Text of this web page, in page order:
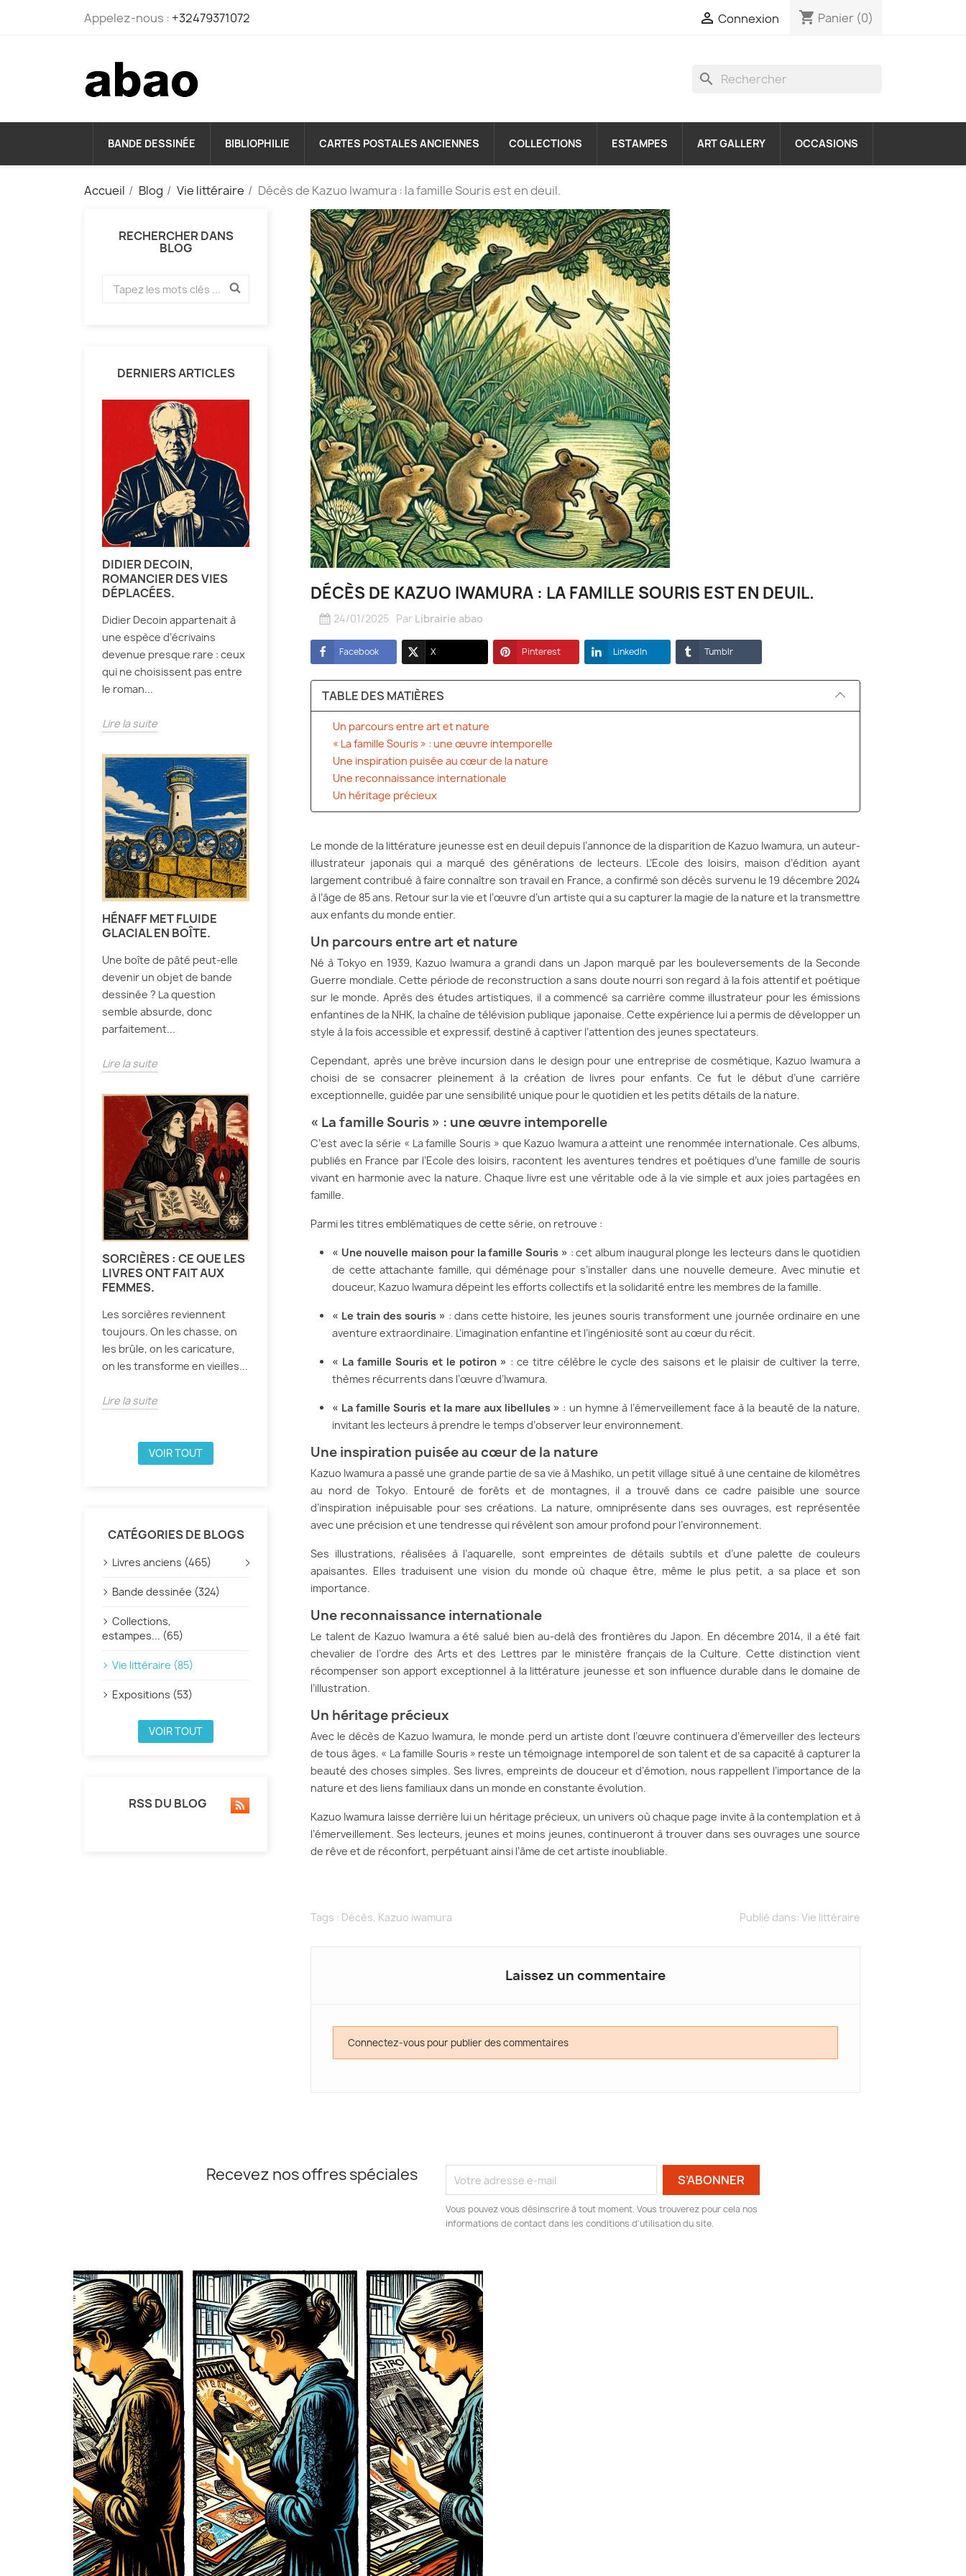
Appelez-nous : +32479371072  Connexion shopping_cart Panier (0)
search
BANDE DESSINÉE BIBLIOPHILIE CARTES POSTALES ANCIENNES COLLECTIONS ESTAMPES ART GALLERY OCCASIONS
Accueil Blog Vie littéraire Décès de Kazuo Iwamura : la famille Souris est en deuil.
RECHERCHER DANS
BLOG
DERNIERS ARTICLES
DIDIER DECOIN,
ROMANCIER DES VIES
DÉPLACÉES.
Didier Decoin appartenait à
une espèce d’écrivains
devenue presque rare : ceux
qui ne choisissent pas entre
le roman...
Lire la suite
HÉNAFF MET FLUIDE
GLACIAL EN BOÎTE.
Une boîte de pâté peut-elle
devenir un objet de bande
dessinée ? La question
semble absurde, donc
parfaitement...
Lire la suite
SORCIÈRES : CE QUE LES
LIVRES ONT FAIT AUX
FEMMES.
Les sorcières reviennent
toujours. On les chasse, on
les brûle, on les caricature,
on les transforme en vieilles...
Lire la suite
VOIR TOUT
CATÉGORIES DE BLOGS
Livres anciens (465)
Bande dessinée (324)
Collections,
estampes... (65)
Vie littéraire (85)
Expositions (53)
VOIR TOUT
RSS DU BLOG
DÉCÈS DE KAZUO IWAMURA : LA FAMILLE SOURIS EST EN DEUIL.
24/01/2025 Par Librairie abao
Facebook X Pinterest LinkedIn Tumblr
TABLE DES MATIÈRES
Un parcours entre art et nature
« La famille Souris » : une œuvre intemporelle
Une inspiration puisée au cœur de la nature
Une reconnaissance internationale
Un héritage précieux
Le monde de la littérature jeunesse est en deuil depuis l’annonce de la disparition de Kazuo Iwamura, un auteur-
illustrateur japonais qui a marqué des générations de lecteurs. L’Ecole des loisirs, maison d’édition ayant
largement contribué à faire connaître son travail en France, a confirmé son décès survenu le 19 décembre 2024
à l’âge de 85 ans. Retour sur la vie et l’œuvre d’un artiste qui a su capturer la magie de la nature et la transmettre
aux enfants du monde entier.
Un parcours entre art et nature
Né à Tokyo en 1939, Kazuo Iwamura a grandi dans un Japon marqué par les bouleversements de la Seconde
Guerre mondiale. Cette période de reconstruction a sans doute nourri son regard à la fois attentif et poétique
sur le monde. Après des études artistiques, il a commencé sa carrière comme illustrateur pour les émissions
enfantines de la NHK, la chaîne de télévision publique japonaise. Cette expérience lui a permis de développer un
style à la fois accessible et expressif, destiné à captiver l’attention des jeunes spectateurs.
Cependant, après une brève incursion dans le design pour une entreprise de cosmétique, Kazuo Iwamura a
choisi de se consacrer pleinement à la création de livres pour enfants. Ce fut le début d’une carrière
exceptionnelle, guidée par une sensibilité unique pour le quotidien et les petits détails de la nature.
« La famille Souris » : une œuvre intemporelle
C’est avec la série « La famille Souris » que Kazuo Iwamura a atteint une renommée internationale. Ces albums,
publiés en France par l’Ecole des loisirs, racontent les aventures tendres et poétiques d’une famille de souris
vivant en harmonie avec la nature. Chaque livre est une véritable ode à la vie simple et aux joies partagées en
famille.
Parmi les titres emblématiques de cette série, on retrouve :
« Une nouvelle maison pour la famille Souris » : cet album inaugural plonge les lecteurs dans le quotidien
de cette attachante famille, qui déménage pour s’installer dans une nouvelle demeure. Avec minutie et
douceur, Kazuo Iwamura dépeint les efforts collectifs et la solidarité entre les membres de la famille.
« Le train des souris » : dans cette histoire, les jeunes souris transforment une journée ordinaire en une
aventure extraordinaire. L’imagination enfantine et l’ingéniosité sont au cœur du récit.
« La famille Souris et le potiron » : ce titre célèbre le cycle des saisons et le plaisir de cultiver la terre,
thèmes récurrents dans l’œuvre d’Iwamura.
« La famille Souris et la mare aux libellules » : un hymne à l’émerveillement face à la beauté de la nature,
invitant les lecteurs à prendre le temps d’observer leur environnement.
Une inspiration puisée au cœur de la nature
Kazuo Iwamura a passé une grande partie de sa vie à Mashiko, un petit village situé à une centaine de kilomètres
au nord de Tokyo. Entouré de forêts et de montagnes, il a trouvé dans ce cadre paisible une source
d’inspiration inépuisable pour ses créations. La nature, omniprésente dans ses ouvrages, est représentée
avec une précision et une tendresse qui révèlent son amour profond pour l’environnement.
Ses illustrations, réalisées à l’aquarelle, sont empreintes de détails subtils et d’une palette de couleurs
apaisantes. Elles traduisent une vision du monde où chaque être, même le plus petit, a sa place et son
importance.
Une reconnaissance internationale
Le talent de Kazuo Iwamura a été salué bien au-delà des frontières du Japon. En décembre 2014, il a été fait
chevalier de l’ordre des Arts et des Lettres par le ministère français de la Culture. Cette distinction vient
récompenser son apport exceptionnel à la littérature jeunesse et son influence durable dans le domaine de
l’illustration.
Un héritage précieux
Avec le décès de Kazuo Iwamura, le monde perd un artiste dont l’œuvre continuera d’émerveiller des lecteurs
de tous âges. « La famille Souris » reste un témoignage intemporel de son talent et de sa capacité à capturer la
beauté des choses simples. Ses livres, empreints de douceur et d’émotion, nous rappellent l’importance de la
nature et des liens familiaux dans un monde en constante évolution.
Kazuo Iwamura laisse derrière lui un héritage précieux, un univers où chaque page invite à la contemplation et à
l’émerveillement. Ses lecteurs, jeunes et moins jeunes, continueront à trouver dans ses ouvrages une source
de rêve et de réconfort, perpétuant ainsi l’âme de cet artiste inoubliable.
Tags : Décès, Kazuo iwamura Publié dans: Vie littéraire
Laissez un commentaire
Connectez-vous pour publier des commentaires
Recevez nos offres spéciales
Vous pouvez vous désinscrire à tout moment. Vous trouverez pour cela nos
informations de contact dans les conditions d'utilisation du site.